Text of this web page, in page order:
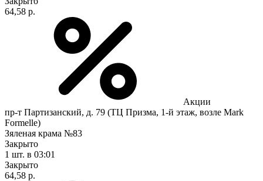
64,58 р.
Акции
пр-т Партизанский, д. 79 (ТЦ Призма, 1-й этаж, возле Mark
Formelle)
Зяленая крама №83
Закрыто
1 шт. в 03:01
Закрыто
64,58 р.